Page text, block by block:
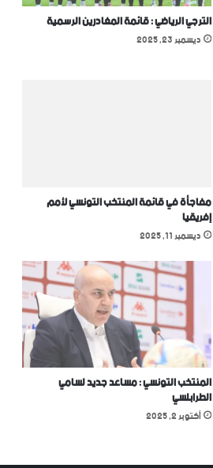
الترجي الرياضي : قائمة المغادرين الرسمية
ديسمبر 23, 2025
مفاجأة في قائمة المنتخب التونسي ﻷمم
إفريقيا
ديسمبر 11, 2025
المنتخب التونسي : مساعد جديد لسامي
الطرابلسي
أكتوبر 2, 2025